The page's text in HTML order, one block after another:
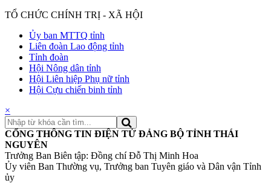
TỔ CHỨC CHÍNH TRỊ - XÃ HỘI
Ủy ban MTTQ tỉnh
Liên đoàn Lao động tỉnh
Tỉnh đoàn
Hội Nông dân tỉnh
Hội Liên hiệp Phụ nữ tỉnh
Hội Cựu chiến binh tỉnh
×
CỔNG THÔNG TIN ĐIỆN TỬ ĐẢNG BỘ TỈNH THÁI
NGUYÊN
Trưởng Ban Biên tập: Đồng chí Đỗ Thị Minh Hoa
Ủy viên Ban Thường vụ, Trưởng ban Tuyên giáo và Dân vận Tỉnh
ủy